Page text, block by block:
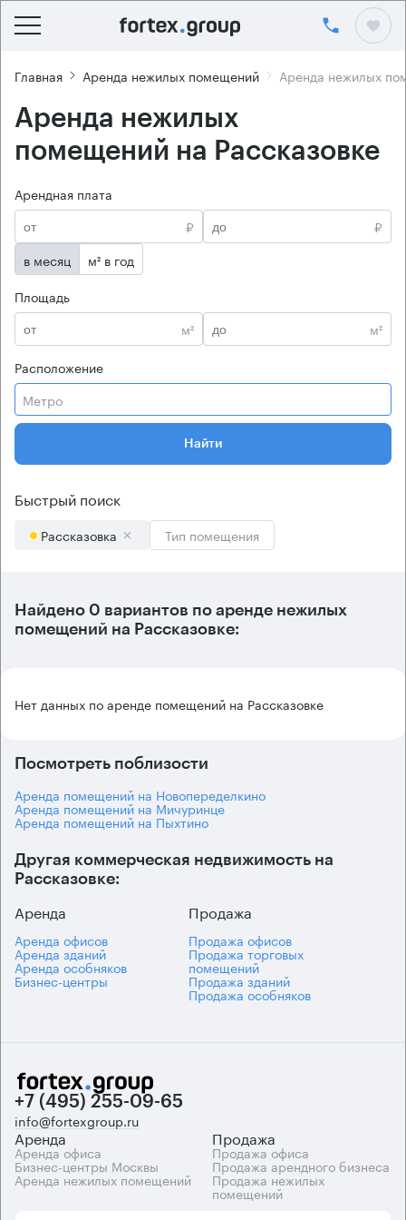
Главная Аренда нежилых помещений Аренда нежилых
Аренда нежилых
помещений на Рассказовке
Арендная плата
₽
₽
в месяц
м² в год
Площадь
м²
м²
Расположение
Метро
Найти
Быстрый поиск
Рассказовка Тип помещения
Найдено 0 вариантов по аренде нежилых
помещений на Рассказовке:
Нет данных по аренде помещений на Рассказовке
Посмотреть поблизости
Аренда помещений на Новопеределкино
Аренда помещений на Мичуринце
Аренда помещений на Пыхтино
Другая коммерческая недвижимость на
Рассказовке:
Аренда
Аренда офисов
Аренда зданий
Аренда особняков
Бизнес-центры
Продажа
Продажа офисов
Продажа торговых
помещений
Продажа зданий
Продажа особняков
+7 (495) 255-09-65
info@fortexgroup.ru
Аренда
Аренда офиса
Бизнес-центры Москвы
Аренда нежилых помещений
Продажа
Продажа офиса
Продажа арендного бизнеса
Продажа нежилых
помещений